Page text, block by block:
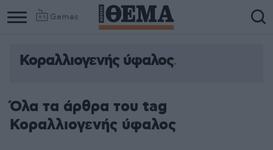
Games
Κοραλλιογενής ύφαλος
Όλα τα άρθρα του tag
Κοραλλιογενής ύφαλος